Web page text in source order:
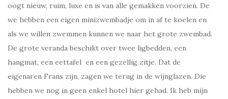
oogt nieuw, ruim, luxe en is van alle gemakken voorzien. De
we hebben een eigen minizwembadje om in af te koelen en
als we willen zwemmen kunnen we naar het grote zwembad.
De grote veranda beschikt over twee ligbedden, een
hangmat, een eettafel en een gezellig zitje. Dat de
eigenaren Frans zijn, zagen we terug in de wijnglazen. Die
hebben we nog in geen enkel hotel hier gehad. Ik heb mijn